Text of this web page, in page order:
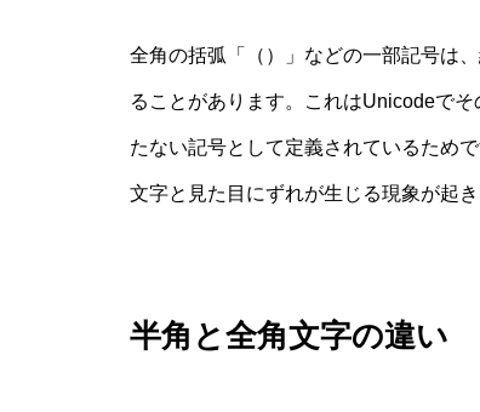
全角の括弧「（）」などの一部記号は
ることがあります。これはUnicodeで
たない記号として定義されているため
文字と見た目にずれが生じる現象が起き
半角と全角文字の違い